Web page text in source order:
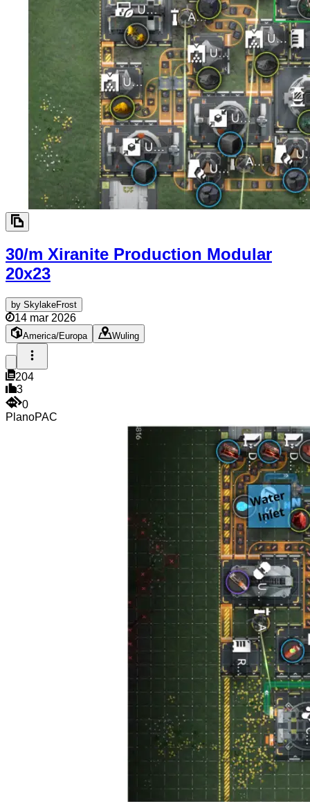
30/m Xiranite Production Modular
20x23
by SkylakeFrost
14 mar 2026
America/Europa Wuling
204
3
0
PlanoPAC